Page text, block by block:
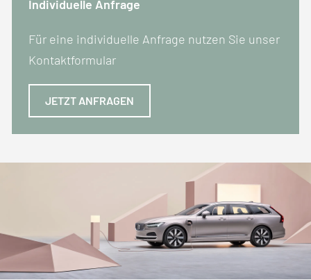
Individuelle Anfrage
Für eine individuelle Anfrage nutzen Sie unser
Kontaktformular
JETZT ANFRAGEN